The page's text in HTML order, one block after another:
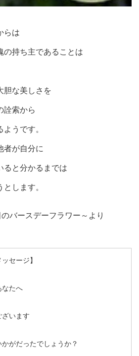
らは
の持ち主であることは
胆な美しさを
詮索から
うです。
者が自分に
ると分かるまでは
します。
バースデーフラワー～より
セージ】
なたへ
います
がだったでしょうか？